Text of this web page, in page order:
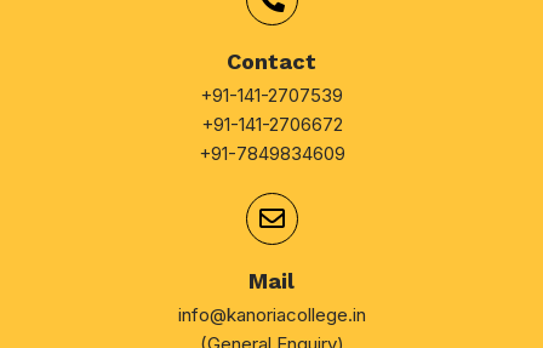
Contact
+91-141-2707539
+91-141-2706672
+91-7849834609
Mail
info@kanoriacollege.in